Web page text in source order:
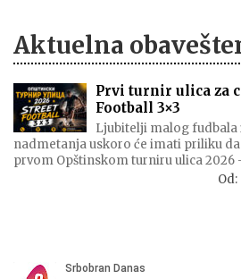
Aktuelna
Prvi turnir ulica za
Football 3×3
Ljubitelji malog
nadmetanja uskoro će imati priliku
prvom Opštinskom turniru ulica 2026
Od: